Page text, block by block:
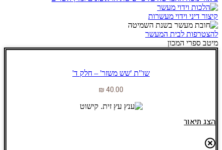
קיצור דיני וידוי מעשרות
להצטרפות לבית המעשר
מיטב ספרי המכון
שו"ת 'שש משזר' – חלק ד'
₪40.00
הצג תיאור